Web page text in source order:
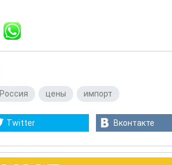
Россия цены импорт
Twitter Вконтакте